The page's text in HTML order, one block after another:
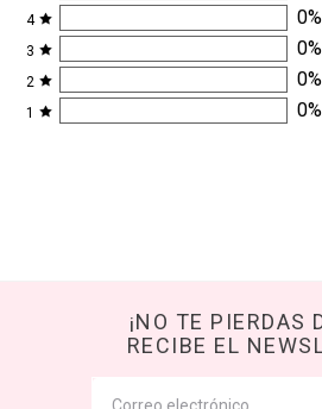
4 0%
3 0%
2 0%
1 0%
¡NO TE PIERDAS
RECIBE EL